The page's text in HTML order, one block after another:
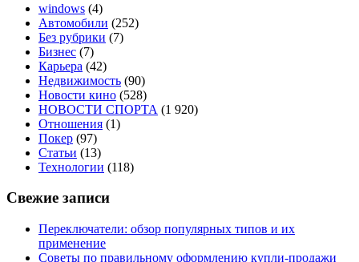
windows (4)
Автомобили (252)
Без рубрики (7)
Бизнес (7)
Карьера (42)
Недвижимость (90)
Новости кино (528)
НОВОСТИ СПОРТА (1 920)
Отношения (1)
Покер (97)
Статьи (13)
Технологии (118)
Свежие записи
Переключатели: обзор популярных типов и их
применение
Советы по правильному оформлению купли-продажи